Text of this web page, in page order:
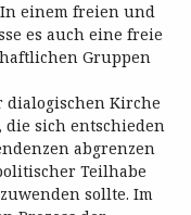
einem freien und
es auch eine freie
Gruppen
dialogischen Kirche
sich entschieden
abgrenzen
Teilhabe
sollte. Im